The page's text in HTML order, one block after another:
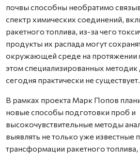
почвы способны необратимо
спектр химических соединений,
ракетного топлива, из-за чего
продукты их распада могут
окружающей среде на протяжении
этом специализированных методик
сегодня практически не существует.
В рамках проекта Марк Попов
новые способы подготовки проб и
высокочувствительные методы
выявлять не только уже известные
трансформации ракетного